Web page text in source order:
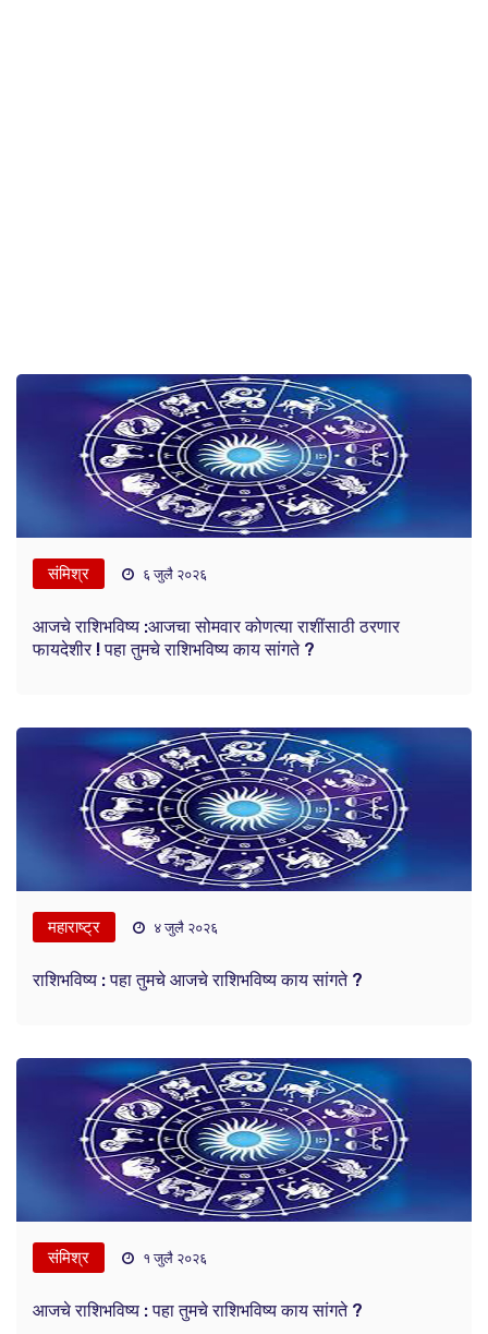
संमिश्र ६ जुलै २०२६
आजचे राशिभविष्य :आजचा सोमवार कोणत्या राशींसाठी ठरणार
फायदेशीर ! पहा तुमचे राशिभविष्य काय सांगते ?
महाराष्ट्र ४ जुलै २०२६
राशिभविष्य : पहा तुमचे आजचे राशिभविष्य काय सांगते ?
संमिश्र १ जुलै २०२६
आजचे राशिभविष्य : पहा तुमचे राशिभविष्य काय सांगते ?